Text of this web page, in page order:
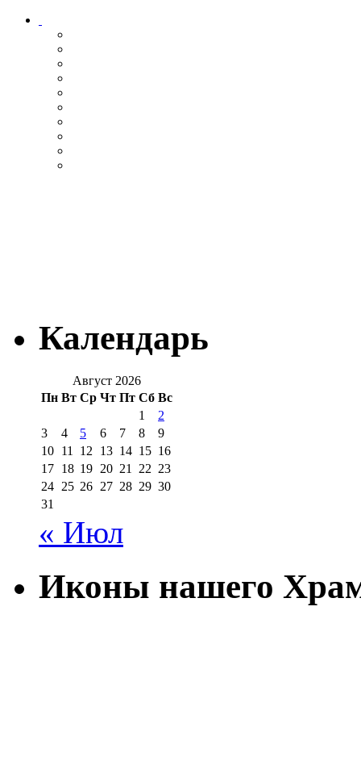
Календарь
Август 2026
Пн Вт Ср Чт Пт Сб Вс
1
2
3
4 5 6 7 8
9
10 11 12 13 14 15 16
17 18 19 20 21 22 23
24 25 26 27 28 29 30
31
« Июл
Иконы нашего